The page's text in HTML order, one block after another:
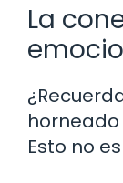
La
Esto no